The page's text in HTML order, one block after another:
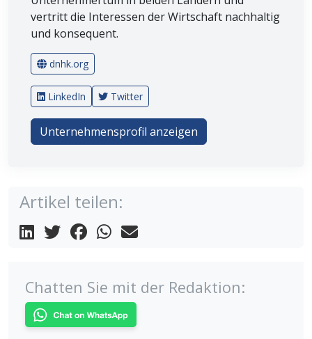
vertritt die Interessen der Wirtschaft nachhaltig
und konsequent.
dnhk.org
LinkedIn Twitter
Unternehmensprofil anzeigen
Artikel teilen:
Chatten Sie mit der Redaktion: